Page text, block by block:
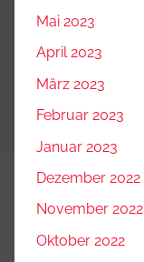
Mai 2023
April 2023
März 2023
Februar 2023
Januar 2023
Dezember 2022
November 2022
Oktober 2022